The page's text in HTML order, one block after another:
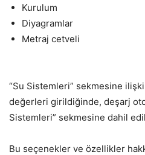
Kurulum
Diyagramlar
Metraj cetveli
“Su Sistemleri” sekmesine
değerleri girildiğinde, deşarj
Sistemleri” sekmesine dahil
Bu seçenekler ve özellikler